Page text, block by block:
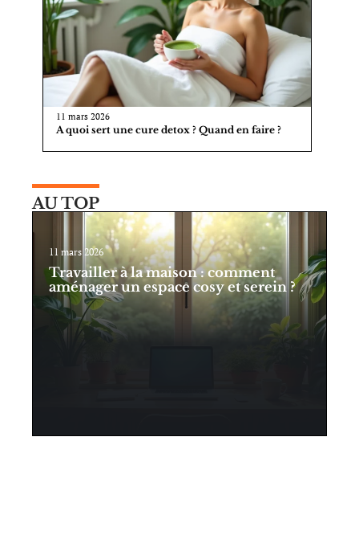
11 mars 2026
A quoi sert une cure detox ? Quand en faire ?
AU TOP
11 mars 2026
Travailler à la maison : comment
aménager un espace cosy et serein ?